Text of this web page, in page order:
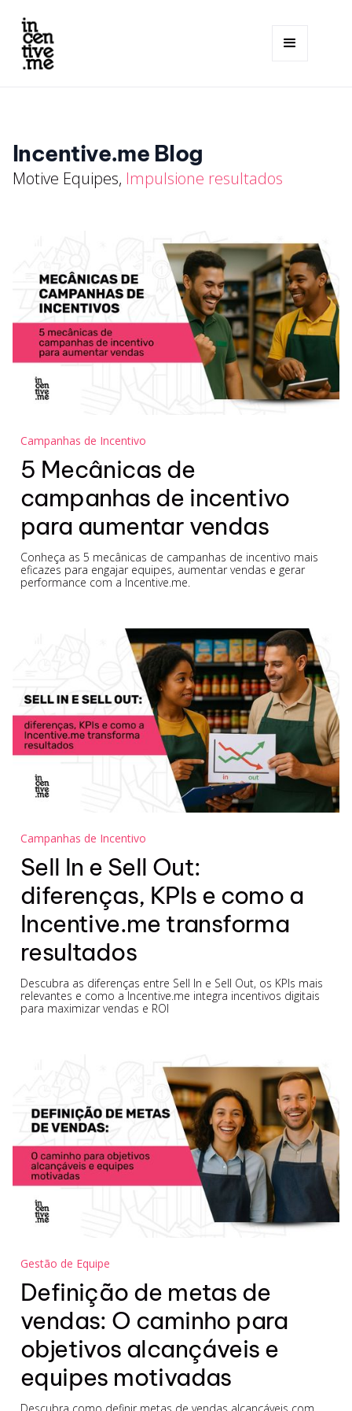
Incentive.me Blog
Motive Equipes, Impulsione resultados
Campanhas de Incentivo
5 Mecânicas de
campanhas de incentivo
para aumentar vendas
Conheça as 5 mecânicas de campanhas de incentivo mais
eficazes para engajar equipes, aumentar vendas e gerar
performance com a Incentive.me.
Campanhas de Incentivo
Sell In e Sell Out:
diferenças, KPIs e como a
Incentive.me transforma
resultados
Descubra as diferenças entre Sell In e Sell Out, os KPIs mais
relevantes e como a Incentive.me integra incentivos digitais
para maximizar vendas e ROI
Gestão de Equipe
Definição de metas de
vendas: O caminho para
objetivos alcançáveis e
equipes motivadas